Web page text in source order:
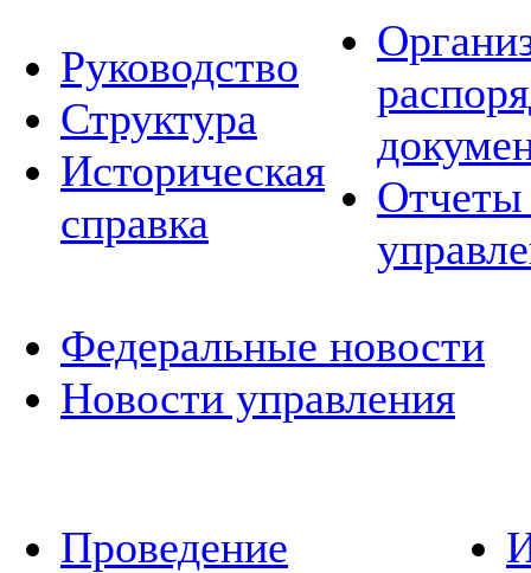
Руководство
Структура
Историческая
справка
Отчеты
Федеральные новости
Новости управления
Проведение